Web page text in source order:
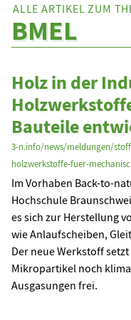
ALLE ARTIKEL ZUM
BMEL
Holz in der
Bauteile
3-n.info/news/meldungen/
holzwerkstoffe-fuer-
Im Vorhaben Back-to-
Hochschule
es sich zur Herstellung
wie Anlaufscheiben,
Der neue Werkstoff
Mikropartikel noch
Ausgasungen frei.